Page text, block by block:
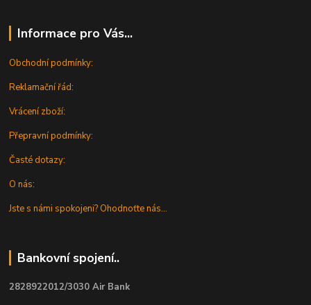
Informace pro Vás...
Obchodní podmínky:
Reklamační řád:
Vrácení zboží:
Přepravní podmínky:
Časté dotazy:
O nás:
Jste s námi spokojeni? Ohodnoťte nás...
Bankovní spojení..
2828922012/3030 Air Bank